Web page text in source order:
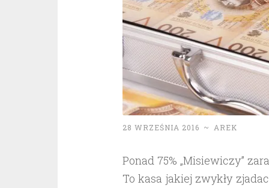
28 WRZEŚNIA 2016 ~ AREK
Ponad 75% „Misiewiczy”
To kasa jakiej zwykły